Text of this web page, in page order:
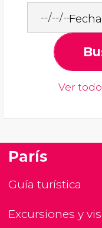
Ver
París
Guía turística
Excursiones y